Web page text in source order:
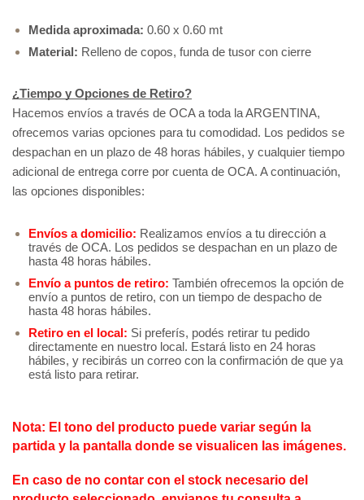
Medida aproximada: 0.60 x 0.60 mt
Material: Relleno de copos, funda de tusor con cierre
¿Tiempo y Opciones de Retiro?
Hacemos envíos a través de OCA a toda la ARGENTINA,
ofrecemos varias opciones para tu comodidad. Los pedidos se
despachan en un plazo de 48 horas hábiles, y cualquier tiempo
adicional de entrega corre por cuenta de OCA. A continuación,
las opciones disponibles:
Envíos a domicilio: Realizamos envíos a tu dirección a
través de OCA. Los pedidos se despachan en un plazo de
hasta 48 horas hábiles.
Envío a puntos de retiro: También ofrecemos la opción de
envío a puntos de retiro, con un tiempo de despacho de
hasta 48 horas hábiles.
Retiro en el local: Si preferís, podés retirar tu pedido
directamente en nuestro local. Estará listo en 24 horas
hábiles, y recibirás un correo con la confirmación de que ya
está listo para retirar.
Nota: El tono del producto puede variar según la
partida y la pantalla donde se visualicen las imágenes.
En caso de no contar con el stock necesario del